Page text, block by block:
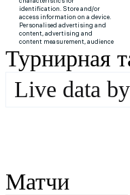
Турнирная
Live data by
Матчи